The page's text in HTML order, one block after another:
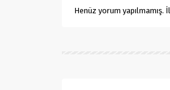
Henüz yorum yapılmamış.